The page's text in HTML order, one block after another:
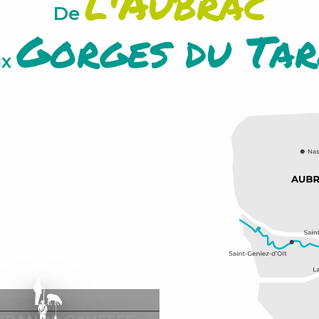
De
Gorges du